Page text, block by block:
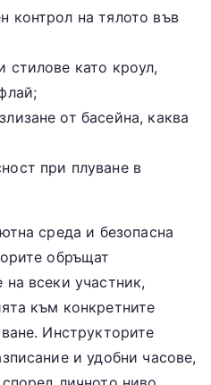
контрол на тялото във
стилове като кроул,
от басейна, каква
при плуване в
среда и безопасна
обръщат
всеки участник,
към конкретните
Инструкторите
и удобни часове,